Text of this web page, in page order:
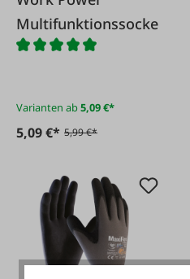
Multifunktionssocke
Varianten ab5,09 €*
5,09 €* 5,99 €*